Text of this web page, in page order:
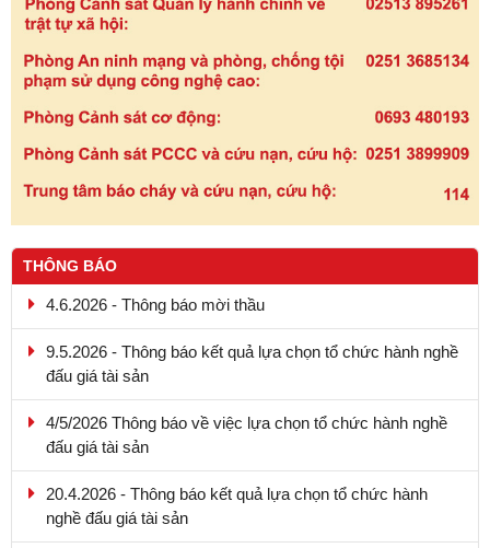
THÔNG BÁO
4.6.2026 - Thông báo mời thầu
9.5.2026 - Thông báo kết quả lựa chọn tổ chức hành nghề
đấu giá tài sản
4/5/2026 Thông báo về việc lựa chọn tổ chức hành nghề
đấu giá tài sản
20.4.2026 - Thông báo kết quả lựa chọn tổ chức hành
nghề đấu giá tài sản